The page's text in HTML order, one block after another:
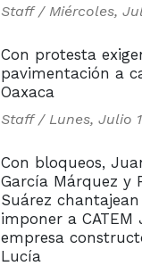
Staff / Miércoles,
Con protesta
pavimentación a
Oaxaca
Staff / Lunes, Julio
Con bloqueos,
García Márquez y
Suárez
imponer a CATEM
empresa
Lucía